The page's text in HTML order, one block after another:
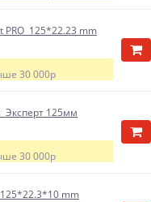
PRO 125*22.23 mm
30 000р
Эксперт 125мм
30 000р
mm